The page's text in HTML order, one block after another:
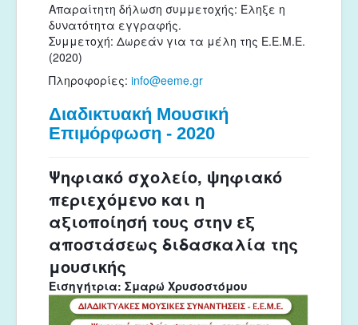
Απαραίτητη δήλωση συμμετοχής: Έληξε η
δυνατότητα εγγραφής.
Συμμετοχή: Δωρεάν για τα μέλη της Ε.Ε.Μ.Ε.
(2020)
Πληροφορίες: info@eeme.gr
Διαδικτυακή Μουσική
Επιμόρφωση - 2020
Ψηφιακό σχολείο, ψηφιακό
περιεχόμενο και η
αξιοποίησή τους στην εξ
αποστάσεως διδασκαλία της
μουσικής
Εισηγήτρια: Σμαρώ Χρυσοστόμου